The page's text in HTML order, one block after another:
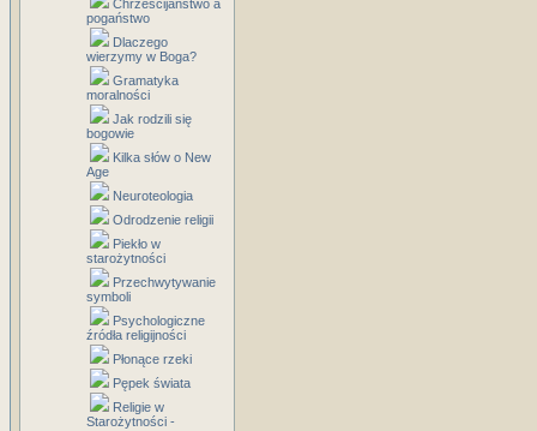
Chrześcijaństwo a
pogaństwo
Dlaczego
wierzymy w Boga?
Gramatyka
moralności
Jak rodzili się
bogowie
Kilka słów o New
Age
Neuroteologia
Odrodzenie religii
Piekło w
starożytności
Przechwytywanie
symboli
Psychologiczne
źródła religijności
Płonące rzeki
Pępek świata
Religie w
Starożytności -